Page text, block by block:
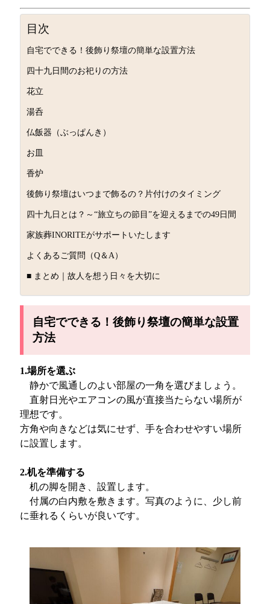
目次
自宅でできる！後飾り祭壇の簡単な設置方法
四十九日間のお祀りの方法
花立
湯呑
仏飯器（ぶっぱんき）
お皿
香炉
後飾り祭壇はいつまで飾るの？片付けのタイミング
四十九日とは？～“旅立ちの節目”を迎えるまでの49日間
家族葬INORITEがサポートいたします
よくあるご質問（Q＆A）
■ まとめ｜故人を想う日々を大切に
自宅でできる！後飾り祭壇の簡単な設置
方法
1.場所を選ぶ
静かで風通しのよい部屋の一角を選びましょう。
直射日光やエアコンの風が直接当たらない場所が
理想です。
方角や向きなどは気にせず、手を合わせやすい場所
に設置します。
2.机を準備する
机の脚を開き、設置します。
付属の白内敷を敷きます。写真のように、少し前
に垂れるくらいが良いです。